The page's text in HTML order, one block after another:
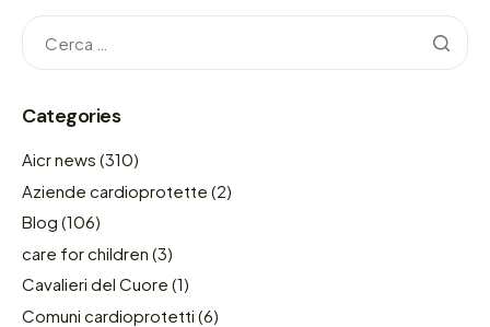
Categories
Aicr news (310)
Aziende cardioprotette (2)
Blog (106)
care for children (3)
Cavalieri del Cuore (1)
Comuni cardioprotetti (6)